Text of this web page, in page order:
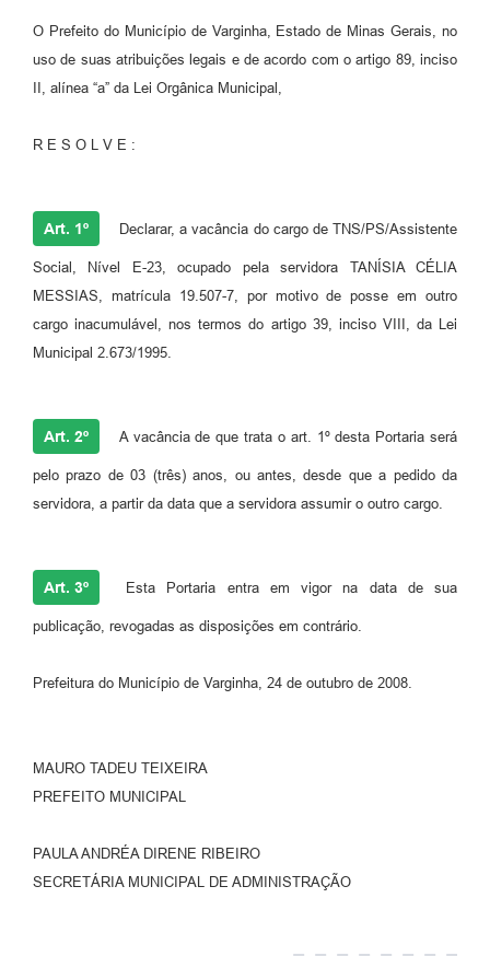
O Prefeito do Município de Varginha, Estado de Minas Gerais, no
uso de suas atribuições legais e de acordo com o artigo 89, inciso
II, alínea “a” da Lei Orgânica Municipal,
R E S O L V E :
Art. 1º Declarar, a vacância do cargo de TNS/PS/Assistente
Social, Nível E-23, ocupado pela servidora TANÍSIA CÉLIA
MESSIAS, matrícula 19.507-7, por motivo de posse em outro
cargo inacumulável, nos termos do artigo 39, inciso VIII, da Lei
Municipal 2.673/1995.
Art. 2º A vacância de que trata o art. 1º desta Portaria será
pelo prazo de 03 (três) anos, ou antes, desde que a pedido da
servidora, a partir da data que a servidora assumir o outro cargo.
Art. 3º Esta Portaria entra em vigor na data de sua
publicação, revogadas as disposições em contrário.
Prefeitura do Município de Varginha, 24 de outubro de 2008.
MAURO TADEU TEIXEIRA
PREFEITO MUNICIPAL
PAULA ANDRÉA DIRENE RIBEIRO
SECRETÁRIA MUNICIPAL DE ADMINISTRAÇÃO